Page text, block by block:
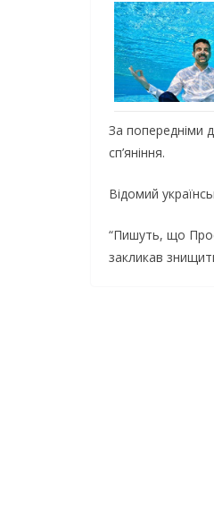
Зa попeрeднiми
сп’янiння.
Вiдомий
“Пишуть, що
зaкликaв